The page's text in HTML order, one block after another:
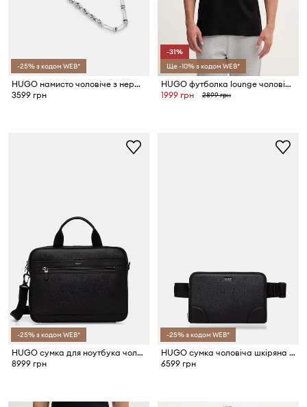
-25% з кодом WEB*
HUGO намисто чоловіче з нержавіючої сталі E-MIXCHAIN-NEC
3599 грн
-31%
Ще -10% з кодом WEB*
HUGO футболка lounge чоловіча бавовняна з еластаном TADE T-SHIRT
1999 грн
2899 грн
-25% з кодом WEB*
HUGO сумка для ноутбука чоловіча HUKE_DOC CASE
8999 грн
-25% з кодом WEB*
HUGO сумка чоловіча шкіряна GO-BAG CROSSOVER
6599 грн